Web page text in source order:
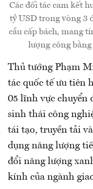
Các đối tác cam kết
tỷ USD trong vòng 3
cầu cấp bách, mang
lượng công
Thủ tướng Phạm
tác quốc tế ưu tiên
05 lĩnh vực chuyển
sinh thái công
tái tạo, truyền tải
dụng năng lượng
đổi năng lượng
kính của ngành